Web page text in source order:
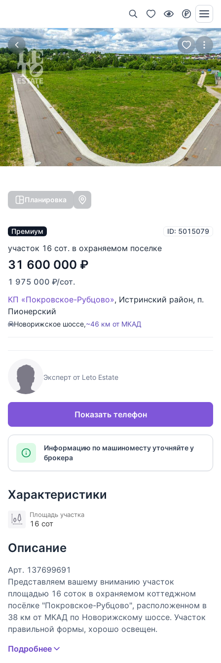
Планировка
Премиум ID: 5015079
участок 16 сот. в охраняемом поселке
31 600 000 ₽
1 975 000 ₽/сот.
КП «Покровское-Рубцово», Истринский район, п.
Пионерский
Новорижское шоссе,~46 км от МКАД
Эксперт от Leto Estate
Показать телефон
Информацию по машиноместу уточняйте у
брокера
Характеристики
Площадь участка
16 сот
Описание
Арт. 137699691
Представляем вашему вниманию участок
площадью 16 соток в охраняемом коттеджном
посёлке "Покровское-Рубцово", расположенном в
38 км от МКАД по Новорижскому шоссе. Участок
правильной формы, хорошо освещен.
газоснабжение, электроснабжение, холодное
Подробнее